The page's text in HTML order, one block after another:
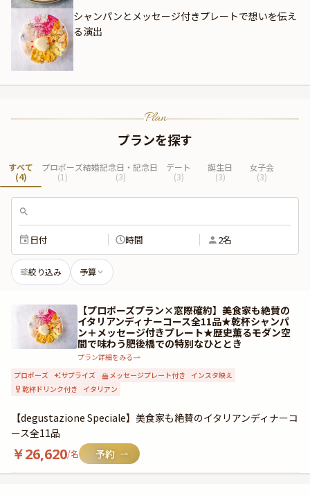
シャンパンとメッセージ付きプレートで想いを伝え
る演出
Plan
プランを探す
すべて
(4)
プロポーズ
(1)
結婚記念日・記念日
(3)
デート
(3)
誕生日
(3)
女子会
(3)
日付 時間 2名
絞り込み 予算
【プロポーズプラン×窓際確約】美食家も絶賛の
イタリアンディナーコース全11品★乾杯シャンパ
ン＋メッセージ付きプレート★歴史薫るモダン空
間で味わう肥後橋での特別なひととき
プラン詳細をみる
プロポーズ
サプライズ メッセージプレート付き
インスタ映え
乾杯ドリンク付き
イタリアン
【degustazione Speciale】美食家も絶賛のイタリアンディナーコ
ース全11品
￥26,620/名